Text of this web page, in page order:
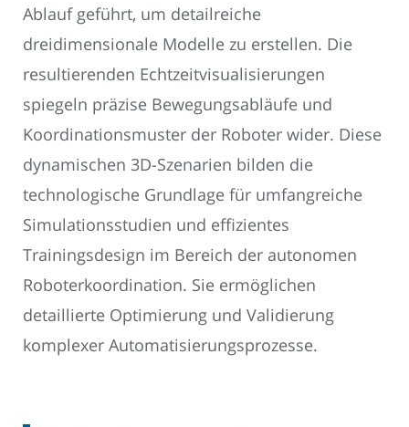
Ablauf geführt, um detailreiche
dreidimensionale Modelle zu erstellen. Die
resultierenden Echtzeitvisualisierungen
spiegeln präzise Bewegungsabläufe und
Koordinationsmuster der Roboter wider. Diese
dynamischen 3D-Szenarien bilden die
technologische Grundlage für umfangreiche
Simulationsstudien und effizientes
Trainingsdesign im Bereich der autonomen
Roboterkoordination. Sie ermöglichen
detaillierte Optimierung und Validierung
komplexer Automatisierungsprozesse.